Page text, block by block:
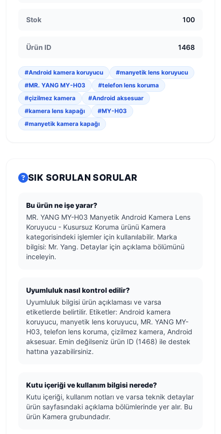
Stok 100
Ürün ID 1468
#Android kamera koruyucu
#manyetik lens koruyucu
#MR. YANG MY-H03
#telefon lens koruma
#çizilmez kamera
#Android aksesuar
#kamera lens kapağı
#MY-H03
#manyetik kamera kapağı
SIK SORULAN SORULAR
Bu ürün ne işe yarar?
MR. YANG MY-H03 Manyetik Android Kamera Lens
Koruyucu - Kusursuz Koruma ürünü Kamera
kategorisindeki işlemler için kullanılabilir. Marka
bilgisi: Mr. Yang. Detaylar için açıklama bölümünü
inceleyin.
Uyumluluk nasıl kontrol edilir?
Uyumluluk bilgisi ürün açıklaması ve varsa
etiketlerde belirtilir. Etiketler: Android kamera
koruyucu, manyetik lens koruyucu, MR. YANG MY-
H03, telefon lens koruma, çizilmez kamera, Android
aksesuar. Emin değilseniz ürün ID (1468) ile destek
hattına yazabilirsiniz.
Kutu içeriği ve kullanım bilgisi nerede?
Kutu içeriği, kullanım notları ve varsa teknik detaylar
ürün sayfasındaki açıklama bölümlerinde yer alır. Bu
ürün Kamera grubundadır.